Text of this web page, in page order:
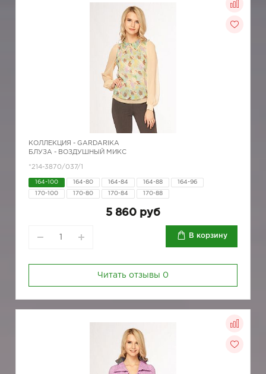
КОЛЛЕКЦИЯ - GARDARIKA
БЛУЗА - ВОЗДУШНЫЙ МИКС
*214-3870/037/1
164-100 164-80 164-84 164-88 164-96
170-100 170-80 170-84 170-88
5 860 руб
В корзину
Читать отзывы 0